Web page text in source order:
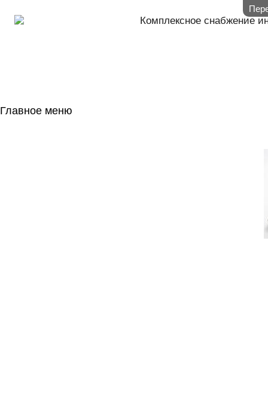
Комплексное снабжение
Главное меню